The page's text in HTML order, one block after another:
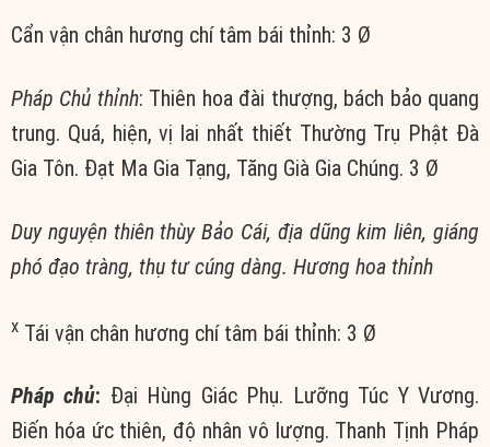
Cẩn vận chân hương chí tâm bái thỉnh: 3 Ø
Pháp Chủ thỉnh: Thiên hoa đài thượng, bách bảo quang
trung. Quá, hiện, vị lai nhất thiết Thường Trụ Phật Đà
Gia Tôn. Đạt Ma Gia Tạng, Tăng Già Gia Chúng. 3 Ø
Duy nguyện thiên thùy Bảo Cái, địa dũng kim liên, giáng
phó đạo tràng, thụ tư cúng dàng. Hương hoa thỉnh
x Tái vận chân hương chí tâm bái thỉnh: 3 Ø
Pháp chủ: Đại Hùng Giác Phụ. Lưỡng Túc Y Vương.
Biến hóa ức thiên, độ nhân vô lượng. Thanh Tịnh Pháp